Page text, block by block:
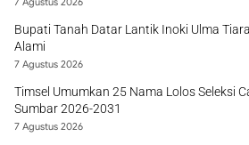
Bupati Tanah Datar Lantik Inoki Ulma
Alami
7 Agustus 2026
Timsel Umumkan 25 Nama Lolos Seleksi
Sumbar 2026-2031
7 Agustus 2026